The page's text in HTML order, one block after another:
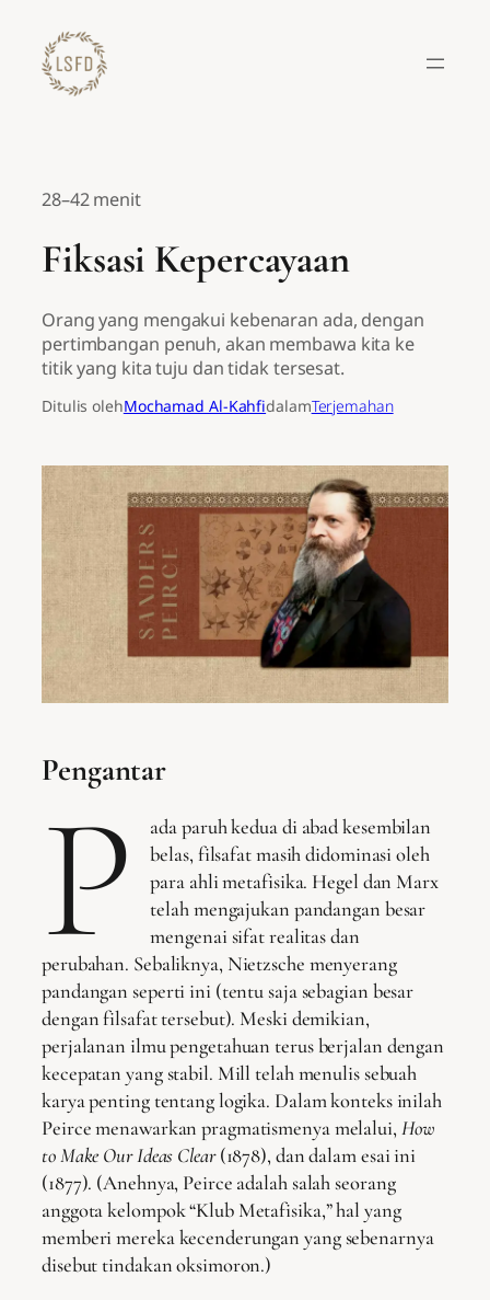
konten
28–42 menit
Fiksasi Kepercayaan
Orang yang mengakui kebenaran ada, dengan
pertimbangan penuh, akan membawa kita ke
titik yang kita tuju dan tidak tersesat.
Ditulis olehMochamad Al-KahfidalamTerjemahan
Pengantar
P
ada paruh kedua di abad kesembilan
belas, filsafat masih didominasi oleh
para ahli metafisika. Hegel dan Marx
telah mengajukan pandangan besar
mengenai sifat realitas dan
perubahan. Sebaliknya, Nietzsche menyerang
pandangan seperti ini (tentu saja sebagian besar
dengan filsafat tersebut). Meski demikian,
perjalanan ilmu pengetahuan terus berjalan dengan
kecepatan yang stabil. Mill telah menulis sebuah
karya penting tentang logika. Dalam konteks inilah
Peirce menawarkan pragmatismenya melalui, How
to Make Our Ideas Clear(1878), dan dalam esai ini
(1877). (Anehnya, Peirce adalah salah seorang
anggota kelompok “Klub Metafisika,” hal yang
memberi mereka kecenderungan yang sebenarnya
disebut tindakan oksimoron.)